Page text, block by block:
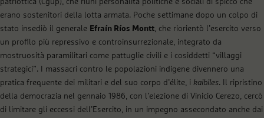
patriottica (Cgup), che riunì personalità politiche e sociali di spicco che
erano sostenitori della lotta armata. Poche settimane dopo un colpo di
stato insediò il generale Efraín Ríos Montt, che riorientò l’esercito verso
un profilo più repressivo e controinsurrezionale, integrato da
mostruosità paramilitari come pattuglie civili e i cosiddetti “villaggi
strategici”. I massacri contro le popolazioni indigene divennero una
pratica frequente dei militari e del suo corpo d’élite, i kaibiles. Il ripristino
della democrazia nel gennaio 1986, con l’elezione di Vinicio Cerezo, cercò
di limitare gli eccessi dell’Esercito, in un impegno assecondato anche dai